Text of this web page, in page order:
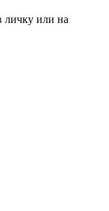
личку или на